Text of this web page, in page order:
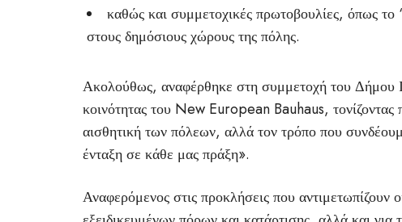
καθώς και συμμετοχικές πρωτοβουλίες, όπως
στους δημόσιους χώρους της πόλης.
Ακολούθως, αναφέρθηκε στη συμμετοχή του Δήμου
κοινότητας του New European Bauhaus,
αισθητική των πόλεων, αλλά τον τρόπο που
ένταξη σε κάθε μας πράξη».
Αναφερόμενος στις προκλήσεις που αντιμετωπίζουν